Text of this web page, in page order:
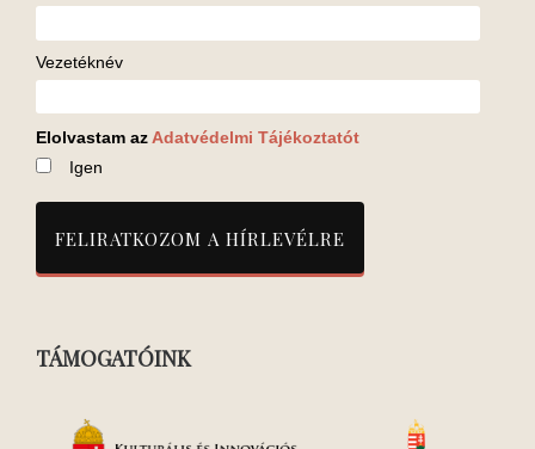
Vezetéknév
Elolvastam az Adatvédelmi Tájékoztatót
Igen
TÁMOGATÓINK